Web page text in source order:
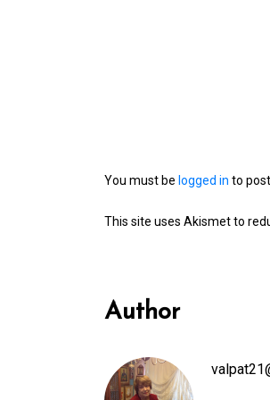
You must be logged in to
This site uses Akismet to
Author